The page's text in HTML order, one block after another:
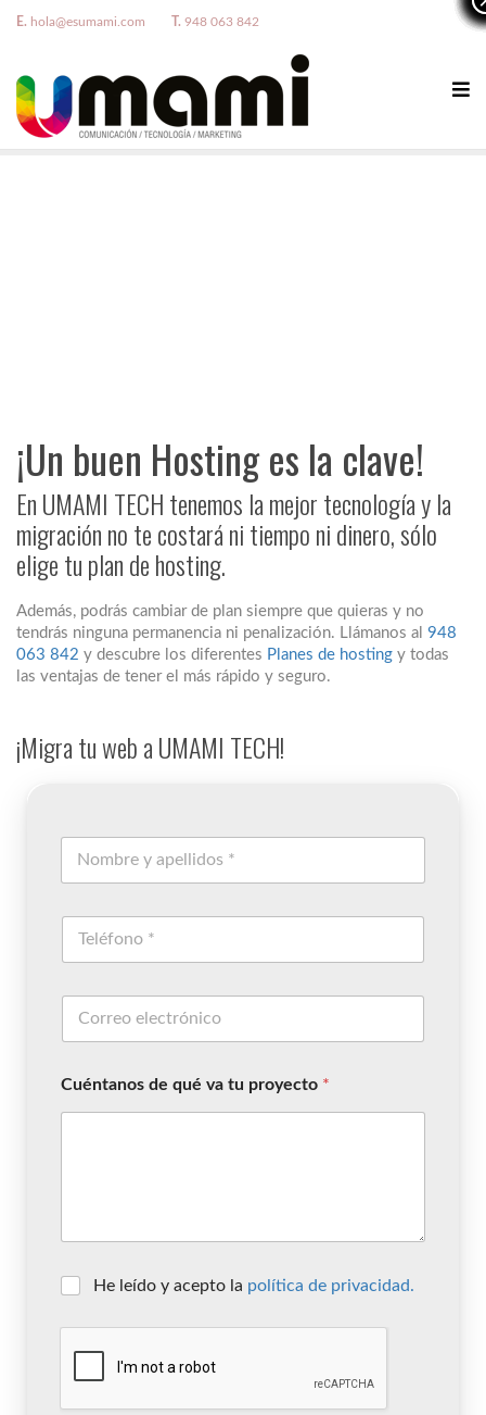
E. hola@esumami.com T. 948 063 842
¡Un buen Hosting es la clave!
En UMAMI TECH tenemos la mejor tecnología y la
migración no te costará ni tiempo ni dinero, sólo
elige tu plan de hosting.
Además, podrás cambiar de plan siempre que quieras y no
tendrás ninguna permanencia ni penalización. Llámanos al 948
063 842 y descubre los diferentes Planes de hosting y todas
las ventajas de tener el más rápido y seguro.
¡Migra tu web a UMAMI TECH!
Cuéntanos de qué va tu proyecto *
He leído y acepto la política de privacidad.